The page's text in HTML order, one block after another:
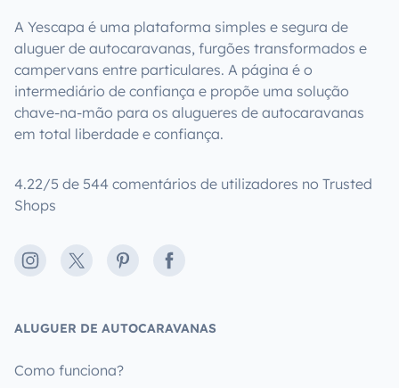
A Yescapa é uma plataforma simples e segura de
aluguer de autocaravanas, furgões transformados e
campervans entre particulares. A página é o
intermediário de confiança e propõe uma solução
chave-na-mão para os alugueres de autocaravanas
em total liberdade e confiança.
4.22/5 de 544 comentários de utilizadores no Trusted
Shops
Instagram
X PinterestFacebook
ALUGUER DE AUTOCARAVANAS
Como funciona?